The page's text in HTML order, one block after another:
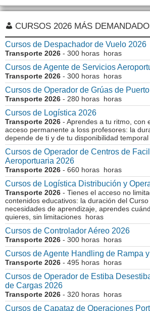
CURSOS 2026 MÁS
Cursos de Despachador de Vuelo 2026
Transporte 2026 - 300 horas horas
Cursos de Agente de Servicios
Transporte 2026 - 300 horas horas
Cursos de Operador de Grúas de
Transporte 2026 - 280 horas horas
Cursos de Logística 2026
Transporte 2026 - Aprendes a tu ritmo, con
acceso permanente a loss profesores: la
depende de ti y de tu disponibilidad
Cursos de Operador de Centros de
Aeroportuaria 2026
Transporte 2026 - 660 horas horas
Cursos de Logística Distribución y
Transporte 2026 - Tienes el acceso no
contenidos educativos: la duración del
necesidades de aprendizaje, aprendes
quieres, sin limitaciones horas
Cursos de Controlador Aéreo 2026
Transporte 2026 - 300 horas horas
Cursos de Agente Handling de Rampa
Transporte 2026 - 495 horas horas
Cursos de Operador de Estiba
de Cargas 2026
Transporte 2026 - 320 horas horas
Cursos de Capataz de Operaciones